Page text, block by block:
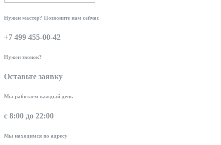
Нужен мастер? Позвоните нам сейчас
+7 499 455-00-42
Нужен звонок?
Оставьте заявку
Мы работаем каждый день
с 8:00 до 22:00
Мы находимся по адресу